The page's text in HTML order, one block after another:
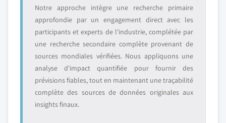
Notre approche intègre une recherche primaire
approfondie par un engagement direct avec les
participants et experts de l'industrie, complétée par
une recherche secondaire complète provenant de
sources mondiales vérifiées. Nous appliquons une
analyse d'impact quantifiée pour fournir des
prévisions fiables, tout en maintenant une traçabilité
complète des sources de données originales aux
insights finaux.